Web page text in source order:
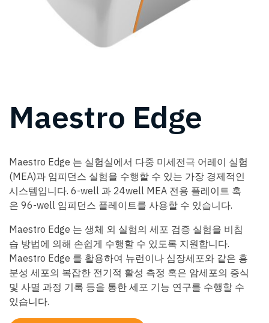
Maestro Edge
Maestro Edge 는 실험실에서 다중 미세전극 어레이 실험
(MEA)과 임피던스 실험을 수행할 수 있는 가장 경제적인
시스템입니다. 6-well 과 24well MEA 전용 플레이트 혹
은 96-well 임피던스 플레이트를 사용할 수 있습니다.
Maestro Edge 는 생체 외 실험의 세포 검증 실험을 비침
습 방법에 의해 손쉽게 수행할 수 있도록 지원합니다.
Maestro Edge 를 활용하여 뉴런이나 심장세포와 같은 흥
분성 세포의 복잡한 전기적 활성 측정 혹은 암세포의 증식
및 사멸 과정 기록 등을 통한 세포 기능 연구를 수행할 수
있습니다.